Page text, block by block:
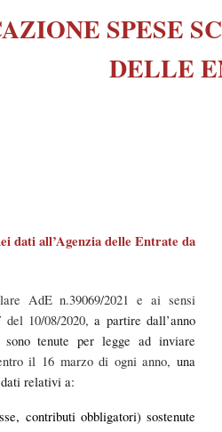
SPESE
DELLE
dati all’Agenzia delle Entrate da
AdE n.39069/2021 e ai sensi
del 10/08/2020,a partire dall’anno
sono tenute per legge ad inviare
il 16 marzo di ogni anno,una
relativi a:
contributi obbligatori) sostenute